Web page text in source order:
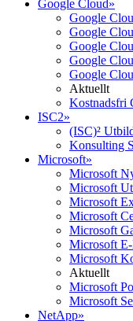
Google Cloud»
Google
Google
Google
Google
Google
Aktuellt
Kostnadsfri
ISC2»
(ISC)²
Konsulting
Microsoft»
Microsoft
Microsoft
Microsoft
Microsoft
Microsoft
Microsoft
Microsoft
Aktuellt
Microsoft
Microsoft
NetApp»